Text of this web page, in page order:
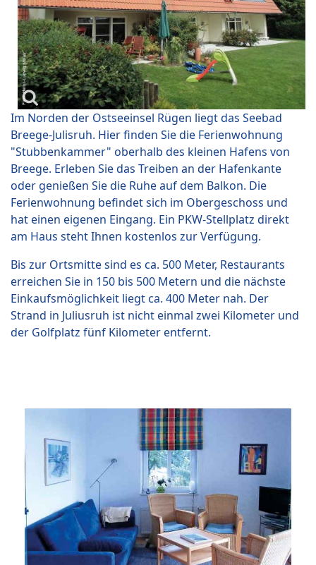
Im Norden der Ostseeinsel Rügen liegt das Seebad
Breege-Julisruh. Hier finden Sie die Ferienwohnung
"Stubbenkammer" oberhalb des kleinen Hafens von
Breege. Erleben Sie das Treiben an der Hafenkante
oder genießen Sie die Ruhe auf dem Balkon. Die
Ferienwohnung befindet sich im Obergeschoss und
hat einen eigenen Eingang. Ein PKW-Stellplatz direkt
am Haus steht Ihnen kostenlos zur Verfügung.
Bis zur Ortsmitte sind es ca. 500 Meter, Restaurants
erreichen Sie in 150 bis 500 Metern und die nächste
Einkaufsmöglichkeit liegt ca. 400 Meter nah. Der
Strand in Juliusruh ist nicht einmal zwei Kilometer und
der Golfplatz fünf Kilometer entfernt.